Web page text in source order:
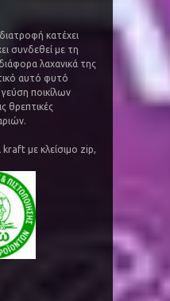
κατέχει
συνδεθεί με τη
λαχανικά της
αυτό φυτό
ποικίλων
θρεπτικές
kraft με κλείσιμο zip,